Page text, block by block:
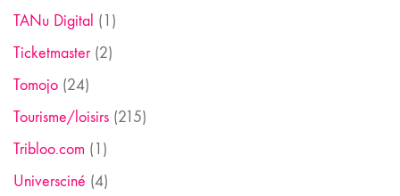
TANu Digital (1)
Ticketmaster(2)
Tomojo (24)
Tourisme/loisirs (215)
Tribloo.com (1)
Universciné (4)